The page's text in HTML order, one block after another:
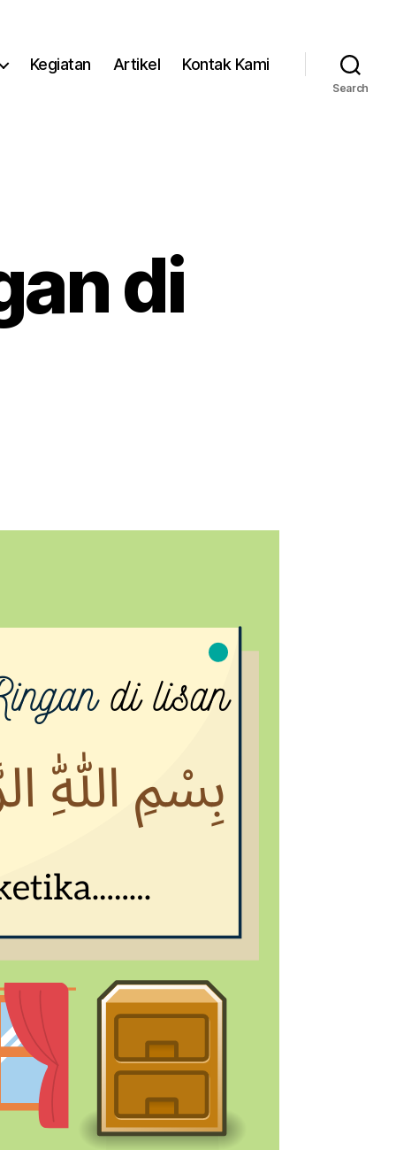
Kegiatan Artikel Kontak Kami
Search
di